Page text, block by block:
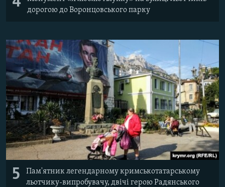
дорогою до Воронцовського парку
5
Пам'ятник легендарному кримськотатарському
льотчику-випробувачу, двічі герою Радянського